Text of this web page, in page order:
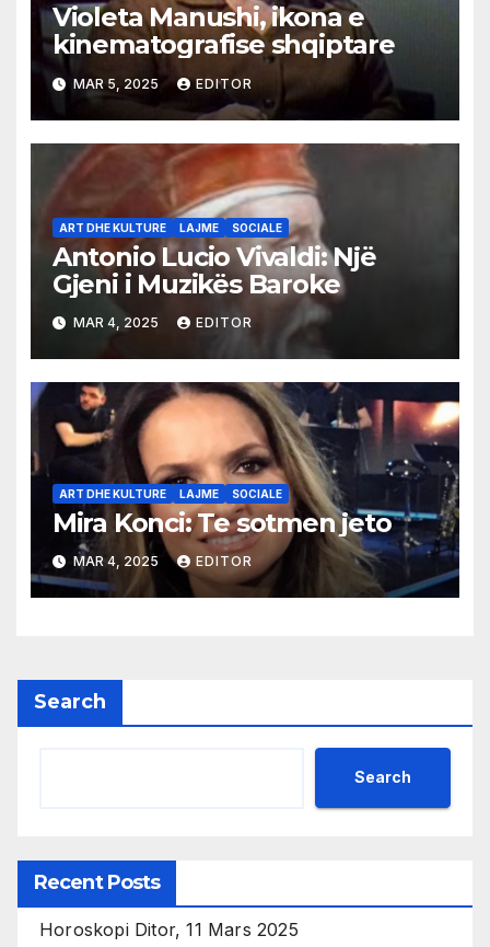
Violeta Manushi, ikona e
kinematografise shqiptare
MAR 5, 2025 EDITOR
ART DHE KULTURE LAJME SOCIALE
Antonio Lucio Vivaldi: Një
Gjeni i Muzikës Baroke
MAR 4, 2025 EDITOR
ART DHE KULTURE LAJME SOCIALE
Mira Konci: Te sotmen jeto
MAR 4, 2025 EDITOR
Search
Search
Recent Posts
Horoskopi Ditor, 11 Mars 2025